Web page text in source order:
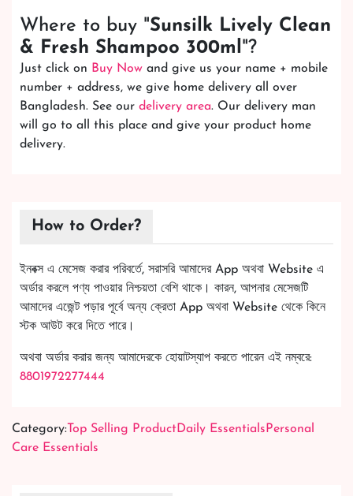
Where to buy "Sunsilk Lively Clean
& Fresh Shampoo 300ml "?
Just click on Buy Now and give us your name + mobile
number + address, we give home delivery all over
Bangladesh. See our delivery area. Our delivery man
will go to all this place and give your product home
delivery.
How to Order?
ইনবক্স এ মেসেজ করার পরিবর্তে, সরাসরি আমাদের App অথবা Website এ
অর্ডার করলে পণ্য পাওয়ার নিশ্চয়তা বেশি থাকে। কারন, আপনার মেসেজটি
আমাদের এজেন্ট পড়ার পূর্বে অন্য ক্রেতা App অথবা Website থেকে কিনে
স্টক আউট করে দিতে পারে।
অথবা অর্ডার করার জন্য আমাদেরকে হোয়াটস্যাপ করতে পারেন এই নম্বরে:
8801972277444
Category: Top Selling ProductDaily Essentials Personal
Care Essentials